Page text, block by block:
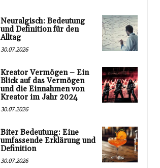
Neuralgisch: Bedeutung
und Definition für den
Alltag
30.07.2026
Kreator Vermögen – Ein
Blick auf das Vermögen
und die Einnahmen von
Kreator im Jahr 2024
30.07.2026
Biter Bedeutung: Eine
umfassende Erklärung und
Definition
30.07.2026